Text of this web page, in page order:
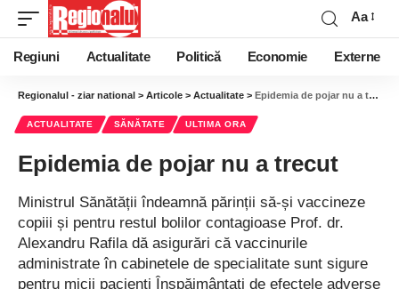
Aa
Regiuni Actualitate Politică Economie Externe
Regionalul - ziar national > Articole > Actualitate > Epidemia de pojar nu a trecut
ACTUALITATE SĂNĂTATE ULTIMA ORA
Epidemia de pojar nu a trecut
Ministrul Sănătății îndeamnă părinții să-și vaccineze
copiii și pentru restul bolilor contagioase Prof. dr.
Alexandru Rafila dă asigurări că vaccinurile
administrate în cabinetele de specialitate sunt sigure
pentru micii pacienți Înspăimântați de efectele adverse